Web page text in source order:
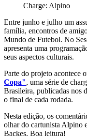
Charge: Alpino
Entre junho e julho um
família, encontros de
Mundo de Futebol. No
apresenta uma
seus aspectos culturais.
Parte do projeto acontece
Copa", uma série de
Brasileira, publicadas nos
o final de cada rodada.
Nesta edição, os
olhar do cartunista Alpino
Backes. Boa leitura!